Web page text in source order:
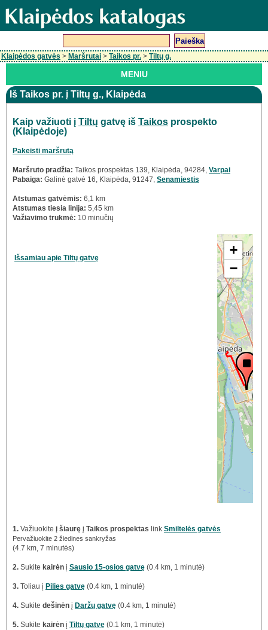
Klaipėdos gatvės > Maršrutai > Taikos pr. > Tiltų g.
MENIU
Iš Taikos pr. į Tiltų g., Klaipėda
Kaip važiuoti į Tiltų gatvę iš Taikos prospekto
(Klaipėdoje)
Pakeisti maršrutą
Maršruto pradžia: Taikos prospektas 139, Klaipėda, 94284, Varpai
Pabaiga: Galinė gatvė 16, Klaipėda, 91247, Senamiestis
Atstumas gatvėmis: 6,1 km
Atstumas tiesia linija: 5,45 km
Važiavimo trukmė: 10 minučių
Išsamiau apie Tiltų gatvę
+
−
1. Važiuokite į šiaurę į Taikos prospektas link Smiltelės gatvės
Pervažiuokite 2 žiedines sankryžas
(4.7 km, 7 minutės)
2. Sukite kairėn į Sausio 15-osios gatvę (0.4 km, 1 minutė)
3. Toliau į Pilies gatvę (0.4 km, 1 minutė)
4. Sukite dešinėn į Daržų gatvę (0.4 km, 1 minutė)
5. Sukite kairėn į Tiltų gatvę (0.1 km, 1 minutė)